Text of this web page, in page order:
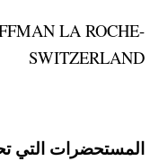
LA ROCHE-
SWITZERLAND